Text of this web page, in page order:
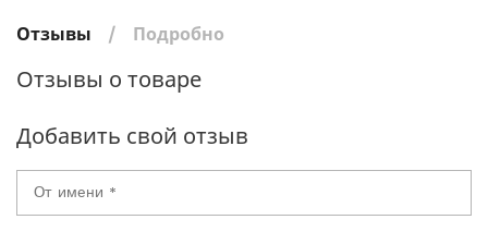
Отзывы Подробно
Отзывы о товаре
Добавить свой отзыв